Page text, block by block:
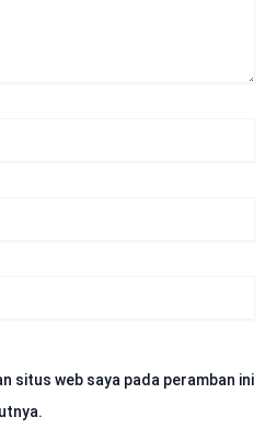
situs web saya pada peramban ini